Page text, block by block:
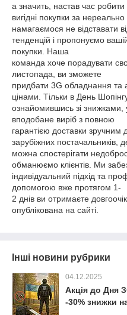
а значить, настав час робити
вигідні покупки за
намагаємося не відставати
тенденцій і пропонуємо вашій
покупки. Наша
команда хоче порадувати
листопада, ви зможете
придбати 3G обладнання та
цінами. Тільки в День
ознайомившись зі знижками,
вподобане виріб з повною
гарантією доставки зручним
зарубіжних постачальників,
можна спостерігати
обманюємо клієнтів. Ми
індивідуальний підхід та
допомогою вже протягом 1-
2 днів ви отримаєте
опублікована на сайті.
Інші новини рубрики
04.12.2025
Акція до Дня
-30% знижки